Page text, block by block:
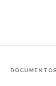
DOCUMENTOS